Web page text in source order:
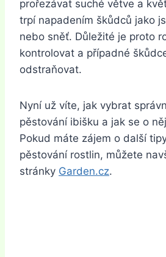
prořezávat suché větve a
trpí napadením škůdců jako
nebo sněť. Důležité je proto
kontrolovat a případné
odstraňovat.
Nyní už víte, jak vybrat
pěstování ibišku a jak se o
Pokud máte zájem o další
pěstování rostlin, můžete
stránky Garden.cz.